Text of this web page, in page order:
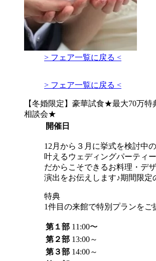
> フェア一覧に戻る <
> フェア一覧に戻る <
【冬婚限定】豪華試食★最大70万
相談会★
開催日
12月から３月に挙式を検討中
叶えるウェディングパーティ
だからこそできるお料理・デ
演出をお伝えします♪期間限
特典
1件目の来館で特別プランをご
第１部 11:00〜
第２部 13:00～
第３部 14:00～